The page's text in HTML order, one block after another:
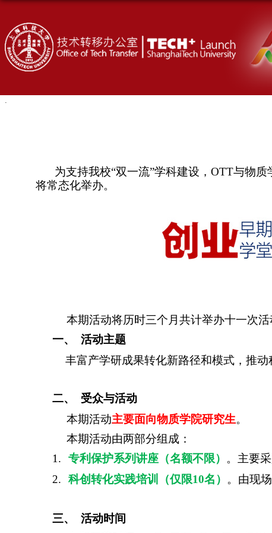
为支持我校“双一流”学科建设， OTT与物质
将常态化举办。
本期活动将历时三个月共计举办十一次
一、
活动主题
丰富产学研成果转化新路径和模式，推
二、
受众与活动
本期活动主要面向物质学院研究生。
本期活动由两部分组成：
1.
专利保护系列讲座（名额不限） 。主要
2.
科创转化实践培训（仅限10名） 。由现
三、
活动时间